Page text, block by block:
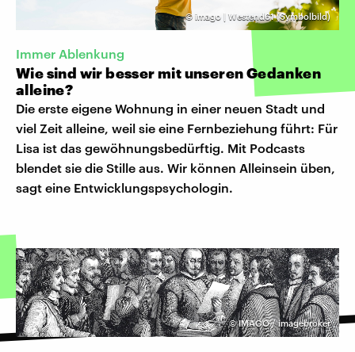
© imago | Westend61 (Symbolbild)
Immer Ablenkung
Wie sind wir besser mit unseren Gedanken
alleine?
Die erste eigene Wohnung in einer neuen Stadt und
viel Zeit alleine, weil sie eine Fernbeziehung führt: Für
Lisa ist das gewöhnungsbedürftig. Mit Podcasts
blendet sie die Stille aus. Wir können Alleinsein üben,
sagt eine Entwicklungspsychologin.
©IMAGO / imagebroker